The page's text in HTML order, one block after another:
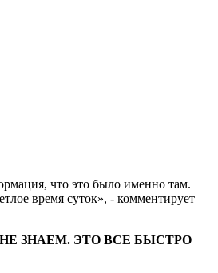
что это было именно там.
время суток», - комментирует
ЗНАЕМ. ЭТО ВСЕ БЫСТРО